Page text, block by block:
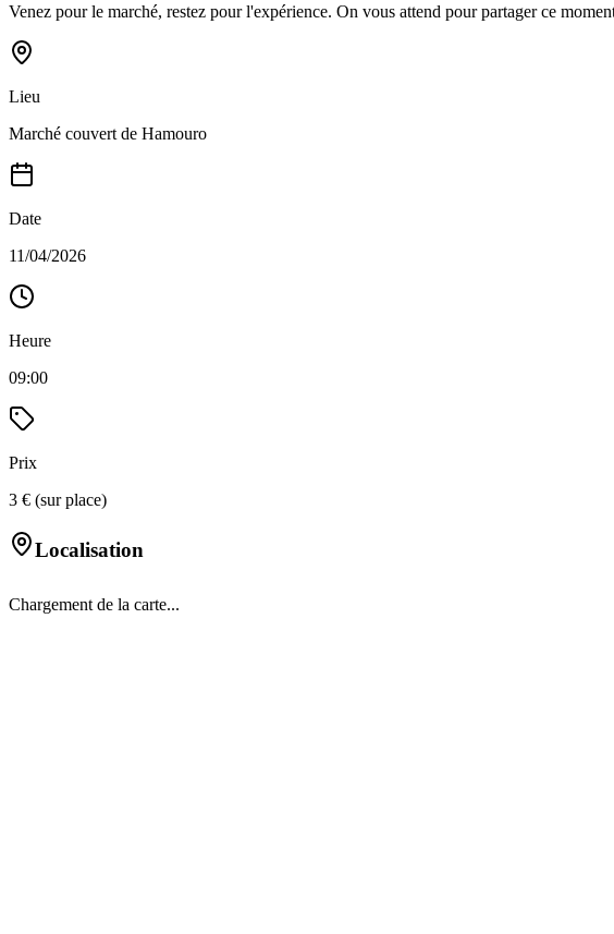
Venez pour le marché, restez pour l'expérience. On vous attend pour partager ce
Lieu
Marché couvert de Hamouro
Date
11/04/2026
Heure
09:00
Prix
3 € (sur place)
Localisation
Chargement de la carte...